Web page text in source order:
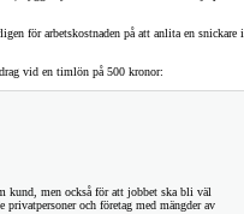
för arbetskostnaden på att anlita en snickare i
vid en timlön på 500 kronor:
kund, men också för att jobbet ska bli väl
och företag med mängder av